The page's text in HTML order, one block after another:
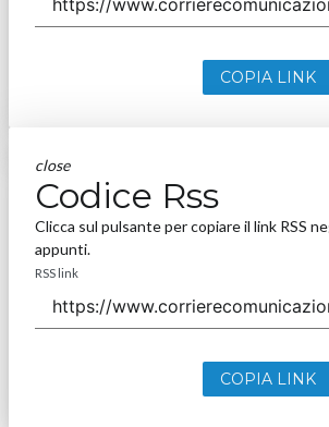
COPIA LINK
close
Codice Rss
Clicca sul pulsante per copiare il link RSS
appunti.
RSS link
COPIA LINK